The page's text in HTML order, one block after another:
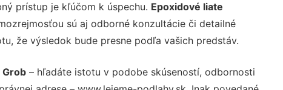
prístup je kľúčom k úspechu. Epoxidové liate
sú aj odborné konzultácie či detailné
že výsledok bude presne podľa vašich predstáv.
Grob– hľadáte istotu v podobe skúseností, odbornosti